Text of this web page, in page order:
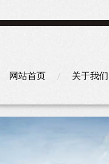
网站首页 关于我们